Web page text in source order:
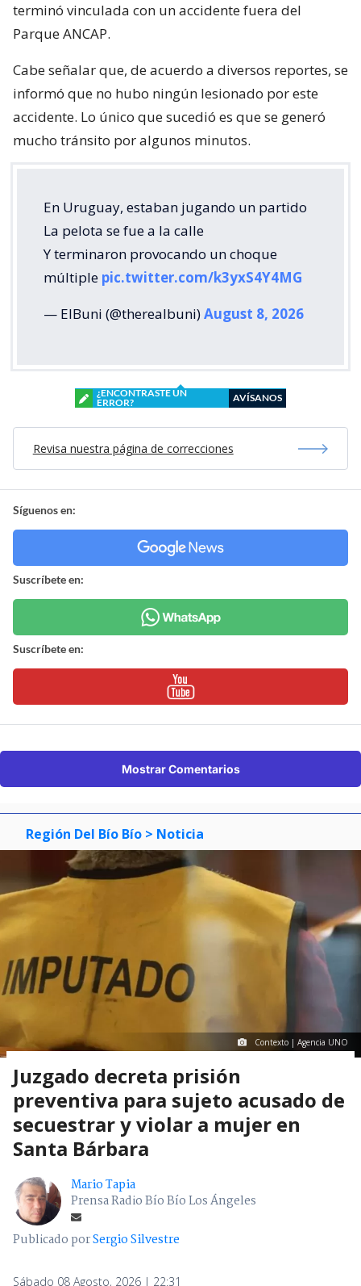
terminó vinculada con un accidente fuera del
Parque ANCAP.
Cabe señalar que, de acuerdo a diversos reportes, se
informó que no hubo ningún lesionado por este
accidente. Lo único que sucedió es que se generó
mucho tránsito por algunos minutos.
En Uruguay, estaban jugando un partido
La pelota se fue a la calle
Y terminaron provocando un choque
múltiple pic.twitter.com/k3yxS4Y4MG
— ElBuni (@therealbuni)August 8, 2026
¿ENCONTRASTE UN
ERROR?
AVÍSANOS
Revisa nuestra página de correcciones
Síguenos en:
Suscríbete en:
Suscríbete en:
Mostrar Comentarios
Región Del Bío Bío > Noticia
Contexto | Agencia UNO
Juzgado decreta prisión
preventiva para sujeto acusado de
secuestrar y violar a mujer en
Santa Bárbara
Mario Tapia
Prensa Radio Bío Bío Los Ángeles
Publicado porSergio Silvestre
Sábado 08 Agosto, 2026 | 22:31